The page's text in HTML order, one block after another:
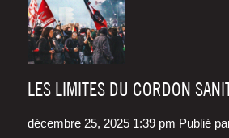
LES LIMITES DU CORDON
décembre 25, 2025 1:39 pm Publié